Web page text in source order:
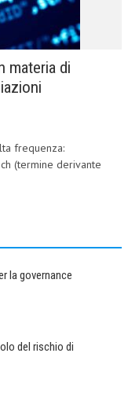
materia di
frequenza:
(termine derivante
la governance
del rischio di